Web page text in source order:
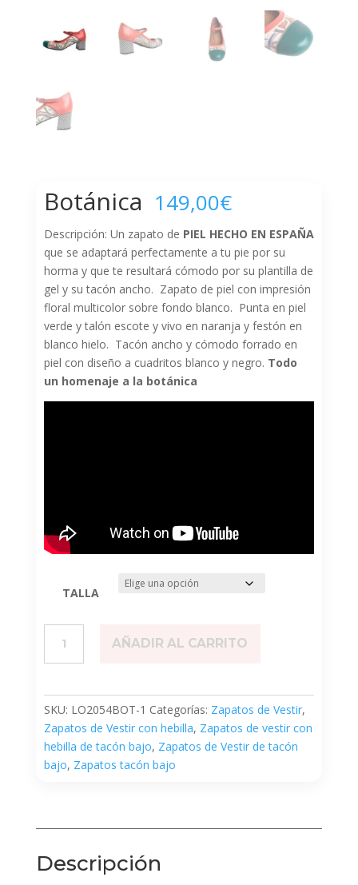
Botánica 149,00€
Descripción: Un zapato de PIEL HECHO EN ESPAÑA
que se adaptará perfectamente a tu pie por su
horma y que te resultará cómodo por su plantilla de
gel y su tacón ancho. Zapato de piel con impresión
floral multicolor sobre fondo blanco. Punta en piel
verde y talón escote y vivo en naranja y festón en
blanco hielo. Tacón ancho y cómodo forrado en
piel con diseño a cuadritos blanco y negro. Todo
un homenaje a la botánica
TALLA
cantidad
AÑADIR AL CARRITO
SKU: LO2054BOT-1 Categorías: Zapatos de Vestir,
Zapatos de Vestir con hebilla, Zapatos de vestir con
hebilla de tacón bajo, Zapatos de Vestir de tacón
bajo, Zapatos tacón bajo
Descripción